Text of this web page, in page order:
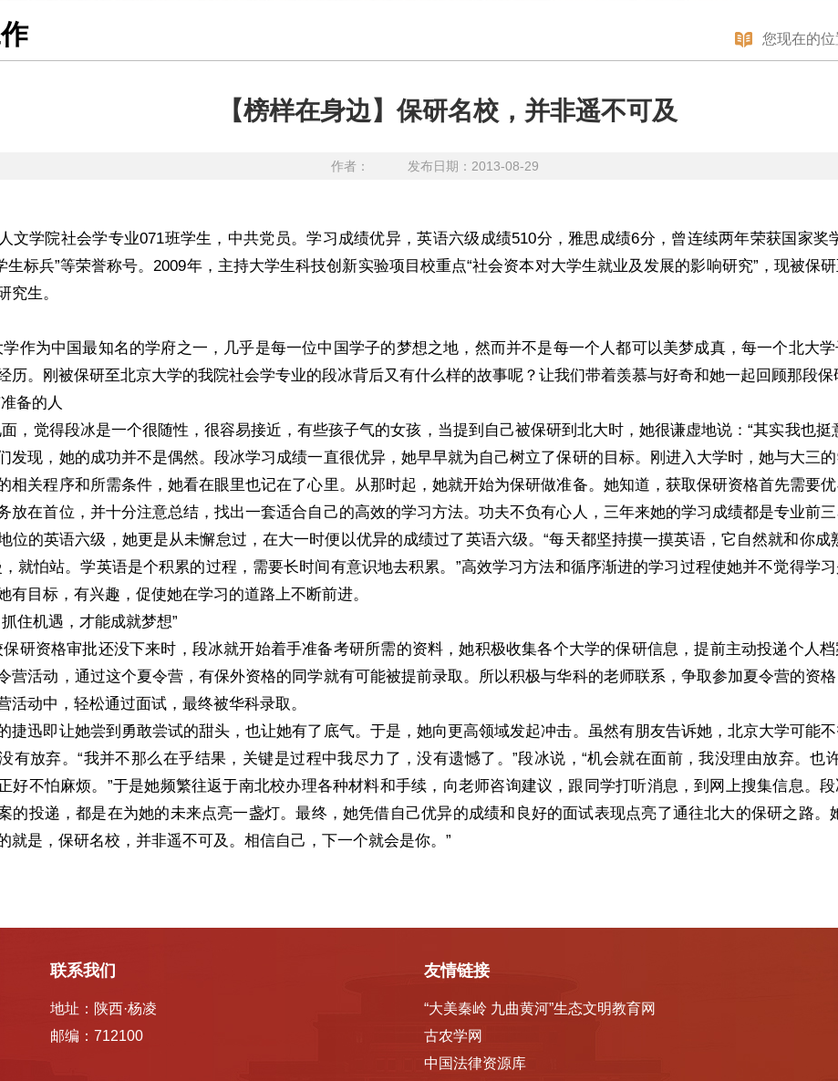
您现在的
【榜样在身边】保研名校，并非遥不可及
作者： 发布日期：2013-08-29
文学院社会学专业071班学生，中共党员。学习成绩优异，英语六级成绩510分，雅思成绩6分，曾连续两年荣获国家奖
生标兵”等荣誉称号。2009年，主持大学生科技创新实验项目校重点“社会资本对大学生就业及发展的影响研究”，现被保
究生。
为中国最知名的学府之一，几乎是每一位中国学子的梦想之地，然而并不是每一个人都可以美梦成真，每一个北大学
历。刚被保研至北京大学的我院社会学专业的段冰背后又有什么样的故事呢？让我们带着羡慕与好奇和她一起回顾那段保
备的人
觉得段冰是一个很随性，很容易接近，有些孩子气的女孩，当提到自己被保研到北大时，她很谦虚地说：“其实我也挺
发现，她的成功并不是偶然。段冰学习成绩一直很优异，她早早就为自己树立了保研的目标。刚进入大学时，她与大三
相关程序和所需条件，她看在眼里也记在了心里。从那时起，她就开始为保研做准备。她知道，获取保研资格首先需要
放在首位，并十分注意总结，找出一套适合自己的高效的学习方法。功夫不负有心人，三年来她的学习成绩都是专业前
位的英语六级，她更是从未懈怠过，在大一时便以优异的成绩过了英语六级。“每天都坚持摸一摸英语，它自然就和你成
，就怕站。学英语是个积累的过程，需要长时间有意识地去积累。”高效学习方法和循序渐进的学习过程使她并不觉得学
有目标，有兴趣，促使她在学习的道路上不断前进。
住机遇，才能成就梦想”
资格审批还没下来时，段冰就开始着手准备考研所需的资料，她积极收集各个大学的保研信息，提前主动投递个人档
营活动，通过这个夏令营，有保外资格的同学就有可能被提前录取。所以积极与华科的老师联系，争取参加夏令营的资
活动中，轻松通过面试，最终被华科录取。
捷迅即让她尝到勇敢尝试的甜头，也让她有了底气。于是，她向更高领域发起冲击。虽然有朋友告诉她，北京大学可能
有放弃。“我并不那么在乎结果，关键是过程中我尽力了，没有遗憾了。”段冰说，“机会就在面前，我没理由放弃。也
好不怕麻烦。”于是她频繁往返于南北校办理各种材料和手续，向老师咨询建议，跟同学打听消息，到网上搜集信息。
的投递，都是在为她的未来点亮一盏灯。最终，她凭借自己优异的成绩和良好的面试表现点亮了通往北大的保研之路。
就是，保研名校，并非遥不可及。相信自己，下一个就会是你。”
联系我们
地址：陕西·杨凌
邮编：712100
友情链接
“大美秦岭 九曲黄河”生态文明教育网
古农学网
中国法律资源库